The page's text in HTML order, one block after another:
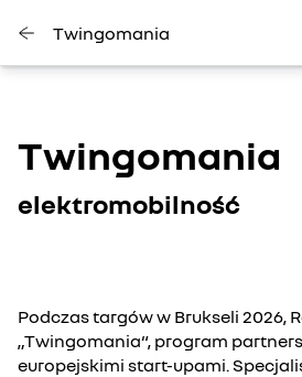
Twingomania
Twingomania
elektromobilność
Podczas targów w Brukseli 2026,
„Twingomania“, program
europejskimi start-upami.